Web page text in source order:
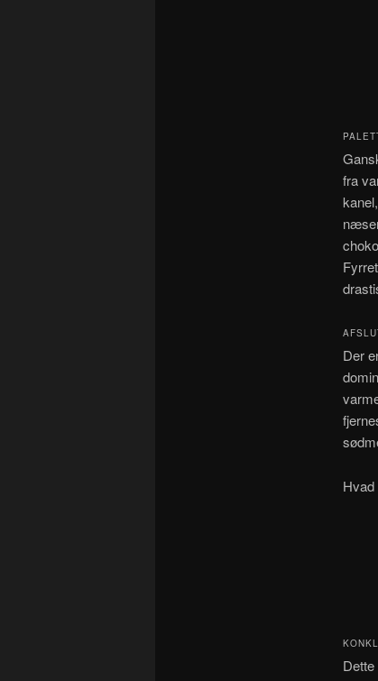
fra
Der
Hvad